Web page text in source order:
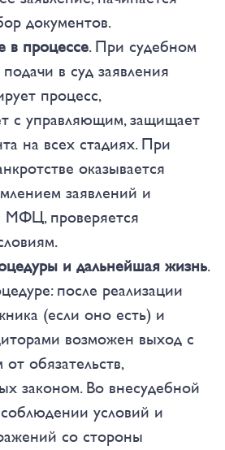
документов.
в процессе. При судебном
в суд заявления
процесс,
с управляющим, защищает
на всех стадиях. При
оказывается
заявлений и
МФЦ, проверяется
и дальнейшая жизнь.
после реализации
(если оно есть) и
возможен выход с
обязательств,
законом. Во внесудебной
условий и
со стороны